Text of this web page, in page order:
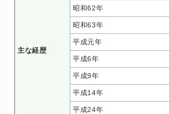
主な経歴
昭和62年
昭和63年
平成元年
平成6年
平成9年
平成14年
平成24年